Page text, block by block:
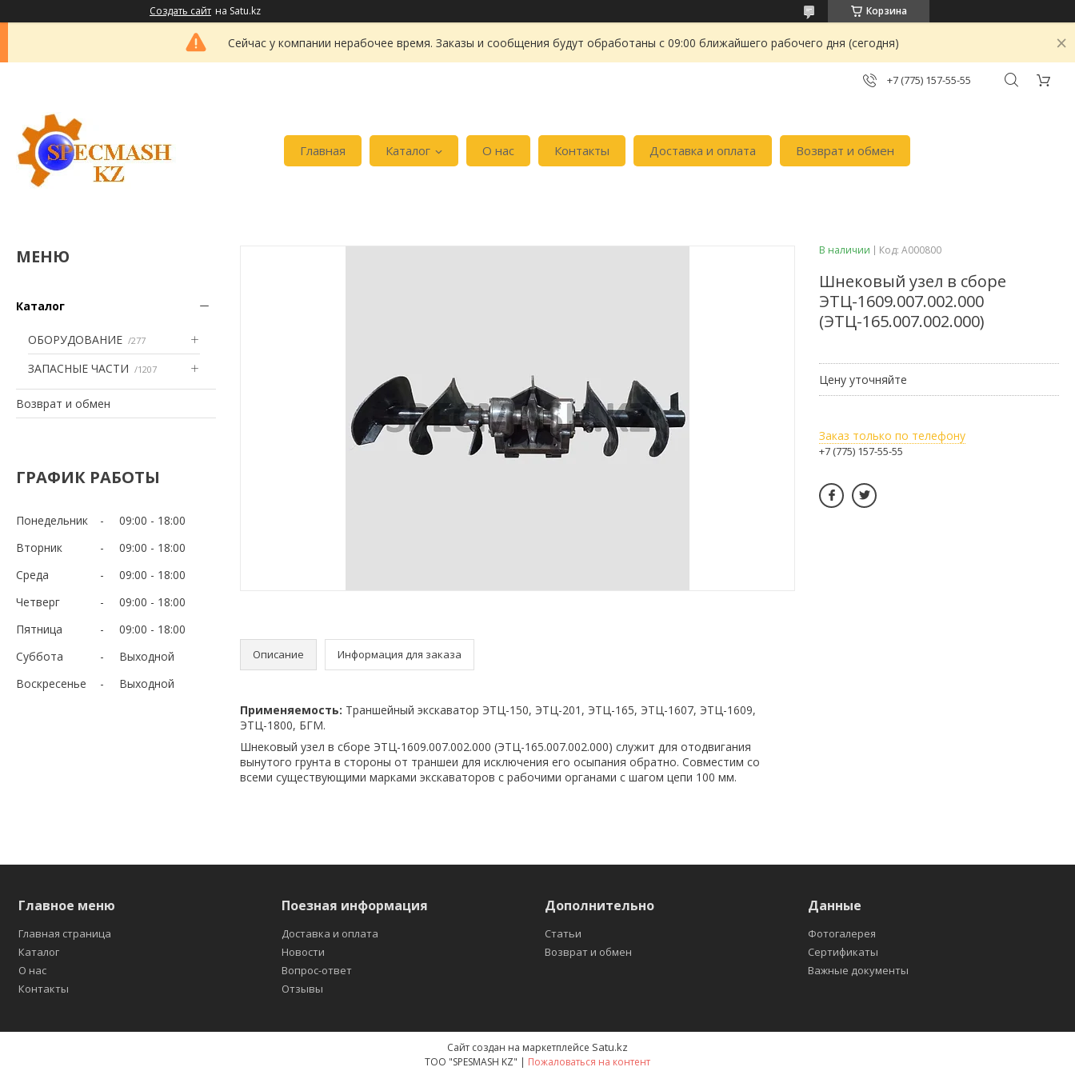
Создать сайт на Satu.kz Корзина
Сейчас у компании нерабочее время. Заказы и сообщения будут обработаны с 09:00 ближайшего рабочего дня (сегодня)
+7 (775) 157-55-55
Главная Каталог О нас Контакты Доставка и оплата Возврат и обмен
Каталог
ОБОРУДОВАНИЕ 277
ЗАПАСНЫЕ ЧАСТИ 1207
Возврат и обмен
ГРАФИК РАБОТЫ
Понедельник 09:00
18:00
Вторник
09:00
18:00
Среда
09:00
18:00
Четверг
09:00
18:00
Пятница
09:00
18:00
Суббота
Выходной
Воскресенье
Выходной
Описание Информация для заказа
Применяемость: Траншейный экскаватор ЭТЦ-150, ЭТЦ-201, ЭТЦ-165, ЭТЦ-1607, ЭТЦ-1609,
ЭТЦ-1800, БГМ.
Шнековый узел в сборе ЭТЦ-1609.007.002.000 (ЭТЦ-165.007.002.000) служит для отодвигания
вынутого грунта в стороны от траншеи для исключения его осыпания обратно. Совместим со
всеми существующими марками экскаваторов с рабочими органами с шагом цепи 100 мм.
В наличии Код: А000800
Шнековый узел в сборе
ЭТЦ-1609.007.002.000
(ЭТЦ-165.007.002.000)
Цену уточняйте
Заказ только по телефону
+7 (775) 157-55-55
Главное меню
Главная страница
Каталог
О нас
Контакты
Поезная информация
Доставка и оплата
Новости
Вопрос-ответ
Отзывы
Дополнительно
Статьи
Возврат и обмен
Данные
Фотогалерея
Сертификаты
Важные документы
Сайт создан на маркетплейсе Satu.kz
ТOO "SPESMASH KZ" | Пожаловаться на контент